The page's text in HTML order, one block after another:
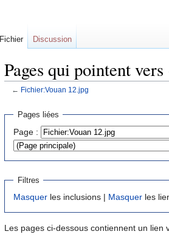
Pages qui pointent
← Fichier:Vouan 12.jpg
Pages liées
Page :
Filtres
Masquer les inclusions | Masquer les
Les pages ci-dessous contiennent un lien
Fichier Discussion